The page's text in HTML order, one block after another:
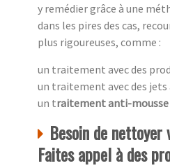
y remédier grâce à une
dans les pires des cas,
plus rigoureuses, comme :
un traitement avec des
un traitement avec des
un traitement anti-mousse
Besoin de
Faites appel à des